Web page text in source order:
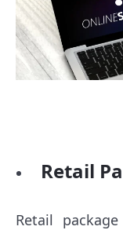
Retail
Retail